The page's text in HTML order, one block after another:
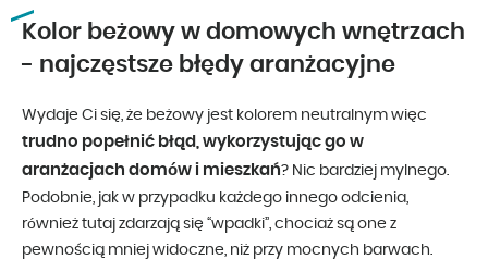
Kolor beżowy w domowych wnętrzach
- najczęstsze błędy aranżacyjne
Wydaje Ci się, że beżowy jest kolorem neutralnym więc
trudno popełnić błąd, wykorzystując go w
aranżacjach domów i mieszkań? Nic bardziej mylnego.
Podobnie, jak w przypadku każdego innego odcienia,
również tutaj zdarzają się “wpadki”, chociaż są one z
pewnością mniej widoczne, niż przy mocnych barwach.